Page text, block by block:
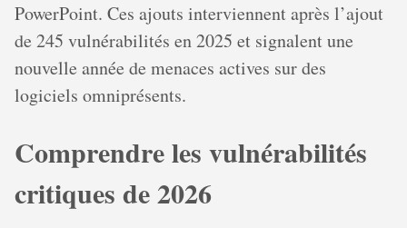
PowerPoint. Ces ajouts interviennent après l’ajout
de 245 vulnérabilités en 2025 et signalent une
nouvelle année de menaces actives sur des
logiciels omniprésents.
Comprendre les vulnérabilités
critiques de 2026